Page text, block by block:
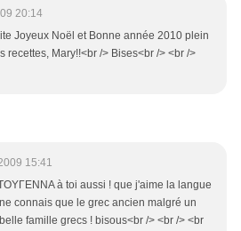
20:14
Joyeux Noël et Bonne année 2010 plein
recettes, Mary!!<br /> Bises<br /> <br />
15:41
à toi aussi ! que j'aime la langue
connais que le grec ancien malgré un
famille grecs ! bisous<br /> <br /> <br